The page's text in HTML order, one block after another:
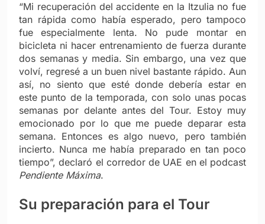
“Mi recuperación del accidente en la Itzulia no fue
tan rápida como había esperado, pero tampoco
fue especialmente lenta. No pude montar en
bicicleta ni hacer entrenamiento de fuerza durante
dos semanas y media. Sin embargo, una vez que
volví, regresé a un buen nivel bastante rápido. Aun
así, no siento que esté donde debería estar en
este punto de la temporada, con solo unas pocas
semanas por delante antes del Tour. Estoy muy
emocionado por lo que me puede deparar esta
semana. Entonces es algo nuevo, pero también
incierto. Nunca me había preparado en tan poco
tiempo”, declaró el corredor de UAE en el podcast
Pendiente Máxima.
Su preparación para el Tour